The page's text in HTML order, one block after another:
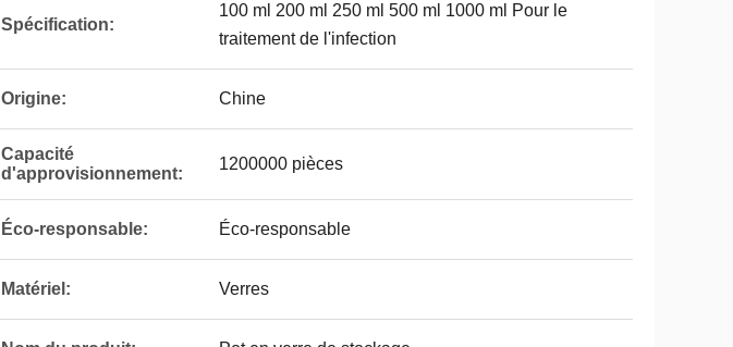
Spécification:
100 ml 200 ml 250 ml 500 ml 1000 ml Pour le
traitement de l'infection
Origine: Chine
Capacité
d'approvisionnement:
1200000 pièces
Éco-responsable: Éco-responsable
Matériel: Verres